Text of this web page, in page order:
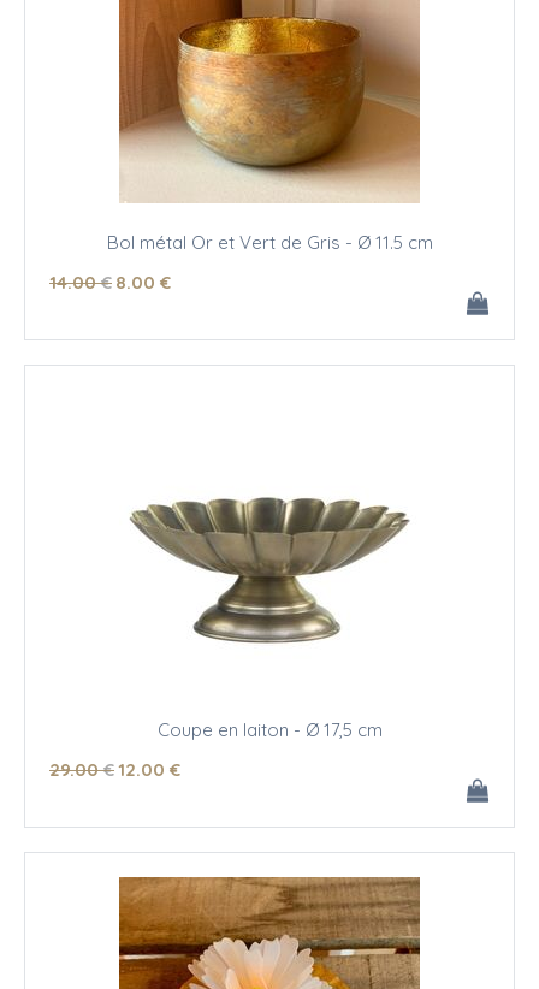
Bol métal Or et Vert de Gris - Ø 11.5 cm
14.00 € 8.00 €
Coupe en laiton - Ø 17,5 cm
29.00 €12.00 €